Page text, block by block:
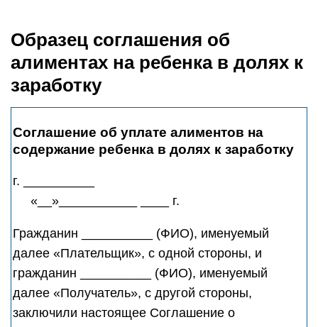
Образец соглашения об
алиментах на ребенка в долях к
заработку
Соглашение об уплате алиментов на
содержание ребенка в долях к заработку
г. __________
«__»___________ ____ г.
Гражданин __________ (ФИО), именуемый
далее «Плательщик», с одной стороны, и
гражданин __________ (ФИО), именуемый
далее «Получатель», с другой стороны,
заключили настоящее Соглашение о